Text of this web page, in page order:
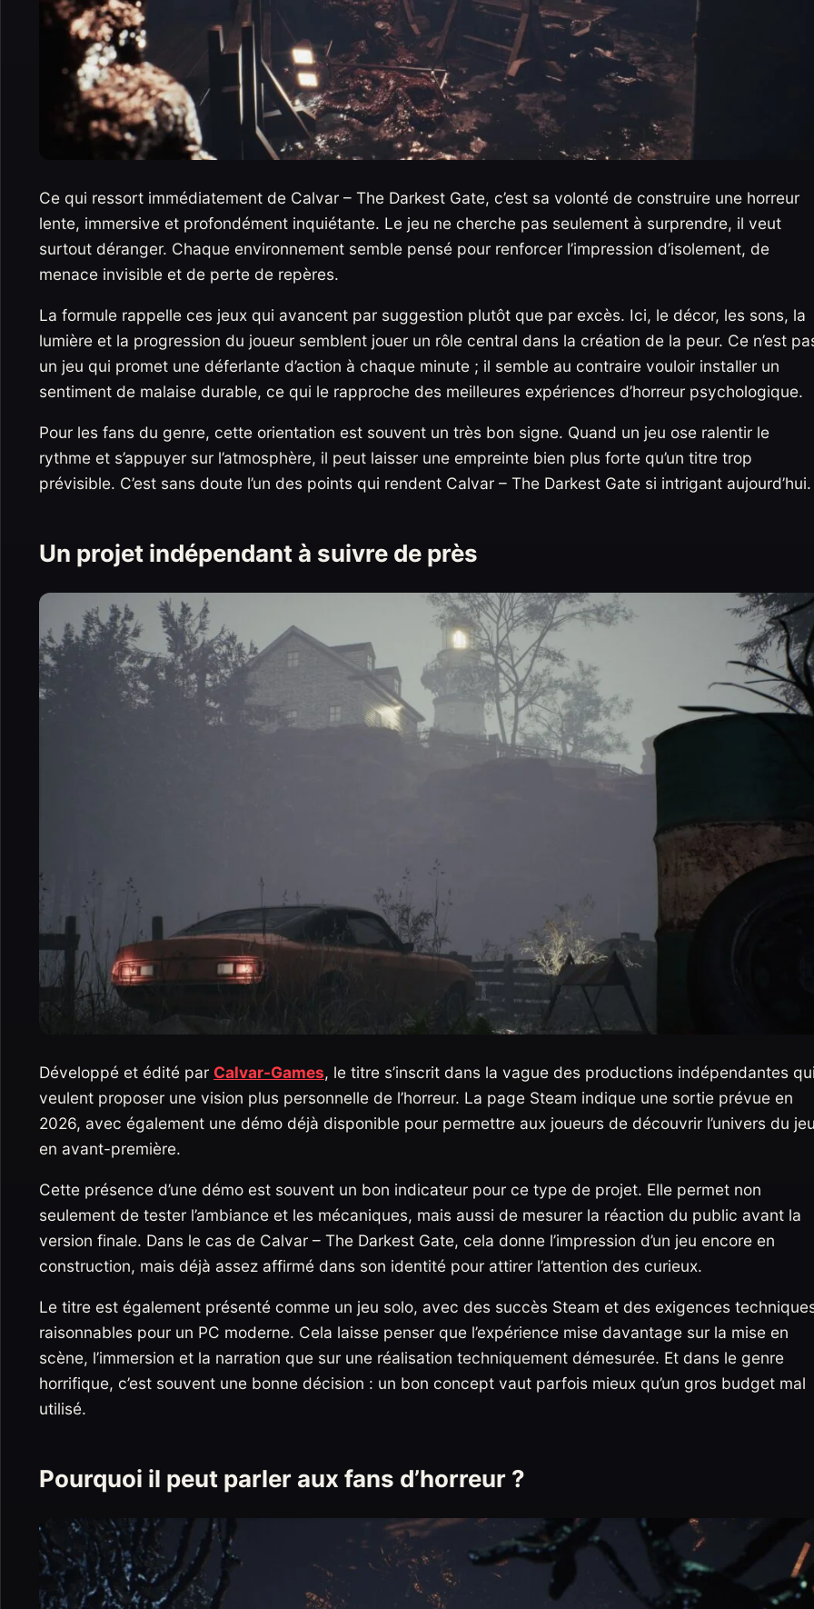
Ce qui ressort immédiatement de Calvar – The Darkest Gate, c’est sa volonté de construire une horreur
lente, immersive et profondément inquiétante. Le jeu ne cherche pas seulement à surprendre, il veut
surtout déranger. Chaque environnement semble pensé pour renforcer l’impression d’isolement, de
menace invisible et de perte de repères.
La formule rappelle ces jeux qui avancent par suggestion plutôt que par excès. Ici, le décor, les sons, la
lumière et la progression du joueur semblent jouer un rôle central dans la création de la peur. Ce n’est
un jeu qui promet une déferlante d’action à chaque minute ; il semble au contraire vouloir installer un
sentiment de malaise durable, ce qui le rapproche des meilleures expériences d’horreur psychologique.
Pour les fans du genre, cette orientation est souvent un très bon signe. Quand un jeu ose ralentir le
rythme et s’appuyer sur l’atmosphère, il peut laisser une empreinte bien plus forte qu’un titre trop
prévisible. C’est sans doute l’un des points qui rendent Calvar – The Darkest Gate si intrigant aujourd’hui.
Un projet indépendant à suivre de près
Développé et édité par Calvar-Games, le titre s’inscrit dans la vague des productions indépendantes
veulent proposer une vision plus personnelle de l’horreur. La page Steam indique une sortie prévue en
2026, avec également une démo déjà disponible pour permettre aux joueurs de découvrir l’univers du
en avant-première.
Cette présence d’une démo est souvent un bon indicateur pour ce type de projet. Elle permet non
seulement de tester l’ambiance et les mécaniques, mais aussi de mesurer la réaction du public avant la
version finale. Dans le cas de Calvar – The Darkest Gate, cela donne l’impression d’un jeu encore en
construction, mais déjà assez affirmé dans son identité pour attirer l’attention des curieux.
Le titre est également présenté comme un jeu solo, avec des succès Steam et des exigences
raisonnables pour un PC moderne. Cela laisse penser que l’expérience mise davantage sur la mise en
scène, l’immersion et la narration que sur une réalisation techniquement démesurée. Et dans le genre
horrifique, c’est souvent une bonne décision : un bon concept vaut parfois mieux qu’un gros budget mal
utilisé.
Pourquoi il peut parler aux fans d’horreur ?